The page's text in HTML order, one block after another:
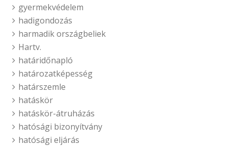
gyermekvédelem
hadigondozás
harmadik országbeliek
Hartv.
határidőnapló
határozatképesség
határszemle
hatáskör
hatáskör-átruházás
hatósági bizonyítvány
hatósági eljárás